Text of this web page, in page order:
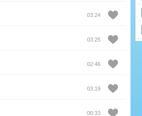
03:24
03:25
02:46
03:19
00:33